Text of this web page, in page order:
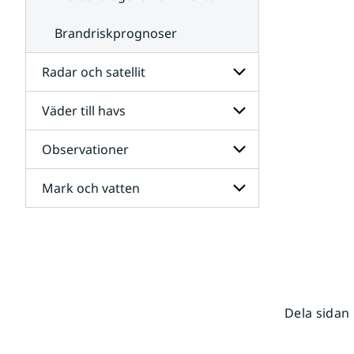
Brandriskprognoser
Radar och satellit
Undersidor
för
Radar
och
satellit
Väder till havs
Undersidor
för
Väder
till
havs
Observationer
Undersidor
för
Mark och vatten
Dela sidan